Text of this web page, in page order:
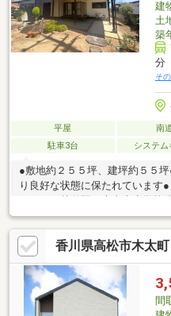
建
土
築
分
そ
平屋 南
駐車3台
システム
●敷地約２５５坪、建坪約５５
り良好な状態に保たれています
ことでん林道駅、木太南小学校
場として賃貸中
香川県高松市木太
間